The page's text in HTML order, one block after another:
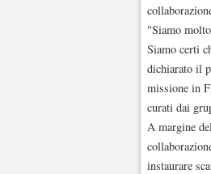
"Siamo
Siamo certi
dichiarato il
missione in
curati dai
A margine
instaurare